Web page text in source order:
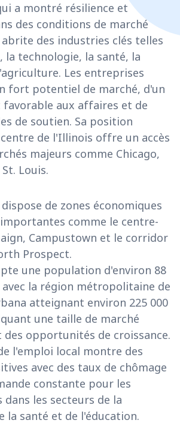
a montré résilience et
des conditions de marché
abrite des industries clés telles
la technologie, la santé, la
Les entreprises
fort potentiel de marché, d'un
aux affaires et de
de soutien. Sa position
de l'Illinois offre un accès
majeurs comme Chicago,
Louis.
de zones économiques
comme le centre-
Campustown et le corridor
Prospect.
une population d'environ 88
la région métropolitaine de
atteignant environ 225 000
une taille de marché
opportunités de croissance.
l'emploi local montre des
avec des taux de chômage
constante pour les
les secteurs de la
la santé et de l'éducation.